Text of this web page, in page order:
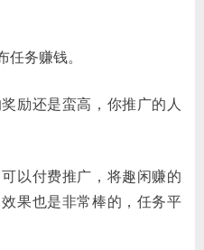
务赚钱。
励还是蛮高，你推广的人
以付费推广，将趣闲赚的
果也是非常棒的，任务平